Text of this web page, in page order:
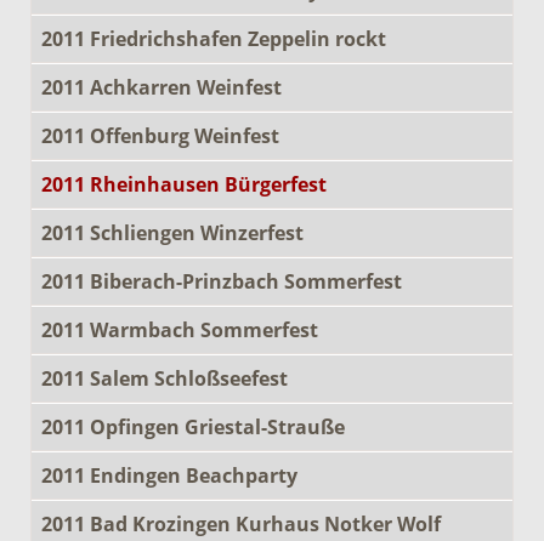
2011 Friedrichshafen Zeppelin rockt
2011 Achkarren Weinfest
2011 Offenburg Weinfest
2011 Rheinhausen Bürgerfest
2011 Schliengen Winzerfest
2011 Biberach-Prinzbach Sommerfest
2011 Warmbach Sommerfest
2011 Salem Schloßseefest
2011 Opfingen Griestal-Strauße
2011 Endingen Beachparty
2011 Bad Krozingen Kurhaus Notker Wolf